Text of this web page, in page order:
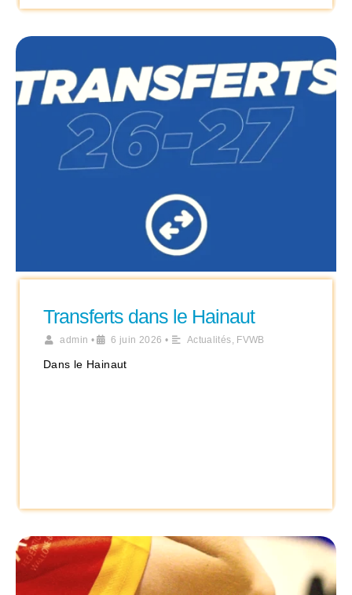
Transferts dans le Hainaut
admin • 6 juin 2026 • Actualités, FVWB
Dans le Hainaut